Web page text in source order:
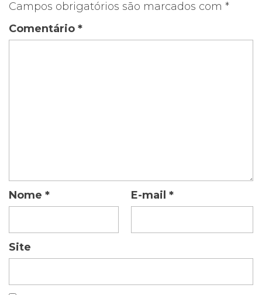
Campos obrigatórios são marcados com *
Comentário *
Nome * E-mail *
Site